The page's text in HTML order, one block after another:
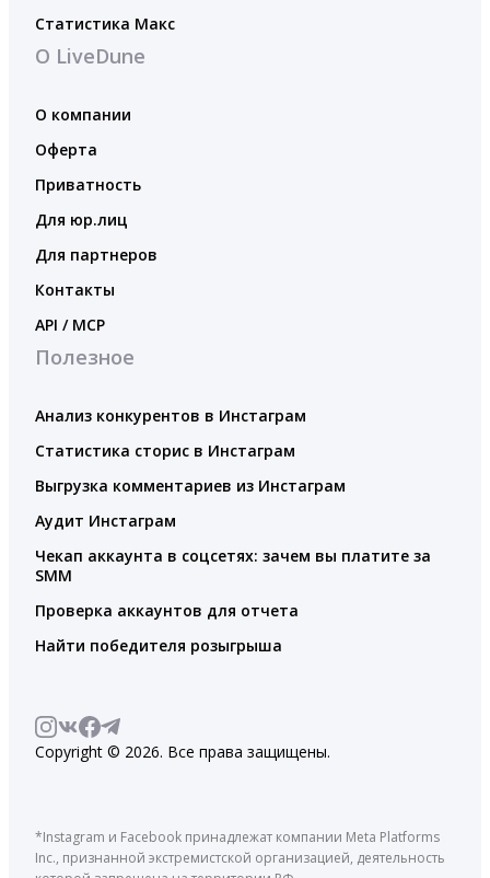
Статистика Макс
О LiveDune
О компании
Оферта
Приватность
Для юр.лиц
Для партнеров
Контакты
API / MCP
Полезное
Анализ конкурентов в Инстаграм
Статистика сторис в Инстаграм
Выгрузка комментариев из Инстаграм
Аудит Инстаграм
Чекап аккаунта в соцсетях: зачем вы платите за
SMM
Проверка аккаунтов для отчета
Найти победителя розыгрыша
Copyright © 2026. Все права защищены.
*Instagram и Facebook принадлежат компании Meta Platforms
Inc., признанной экстремистской организацией, деятельность